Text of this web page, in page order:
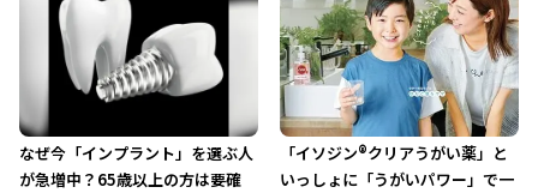
なぜ今「インプラント」を選ぶ人
が急増中？65歳以上の方は要確
「イソジン®クリアうがい薬」と
いっしょに「うがいパワー」で一